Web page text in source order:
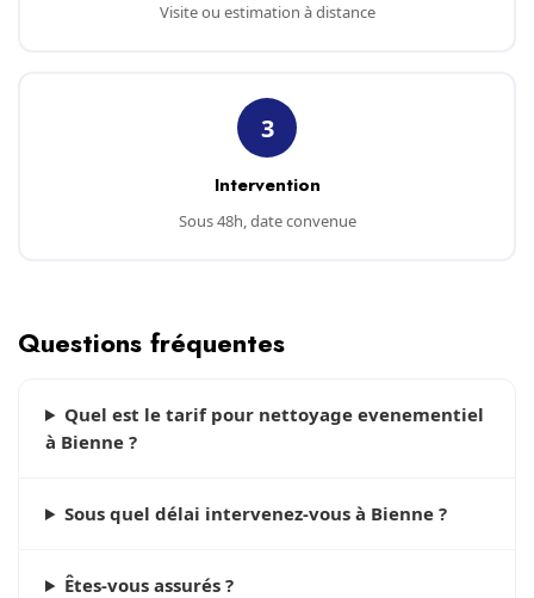
Visite ou estimation à distance
3
Intervention
Sous 48h, date convenue
Questions fréquentes
Quel est le tarif pour nettoyage evenementiel
à Bienne ?
Sous quel délai intervenez-vous à Bienne ?
Êtes-vous assurés ?